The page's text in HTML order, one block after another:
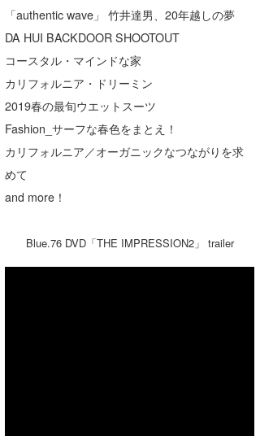
「authentic wave」 竹井達男、20年越しの夢
DA HUI BACKDOOR SHOOTOUT
コースタル・マインドな家
カリフォルニア・ドリーミン
2019春の最旬ウエットスーツ
Fashion_サーフな春色をまとえ！
カリフォルニア／オーガニックなつながりを求
めて
and more！
Blue.76 DVD「THE IMPRESSION2」 trailer
YUKI☆
たっちー
ハンマー
まっきー
三輪予報士
小川予報士